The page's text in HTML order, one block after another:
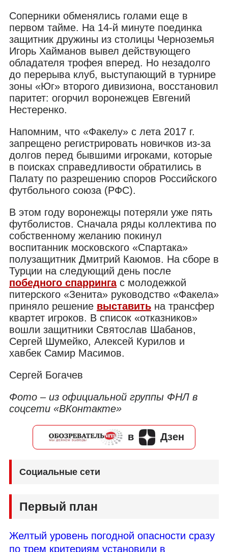
Соперники обменялись голами еще в
первом тайме. На 14-й минуте поединка
защитник дружины из столицы Черноземья
Игорь Хайманов вывел действующего
обладателя трофея вперед. Но незадолго
до перерыва клуб, выступающий в турнире
зоны «Юг» второго дивизиона, восстановил
паритет: огорчил воронежцев Евгений
Нестеренко.
Напомним, что «Факелу» с лета 2017 г.
запрещено регистрировать новичков из-за
долгов перед бывшими игроками, которые
в поисках справедливости обратились в
Палату по разрешению споров Российского
футбольного союза (РФС).
В этом году воронежцы потеряли уже пять
футболистов. Сначала ряды коллектива по
собственному желанию покинул
воспитанник московского «Спартака»
полузащитник Дмитрий Каюмов. На сборе в
Турции на следующий день после
победного спаррингас молодежкой
питерского «Зенита» руководство «Факела»
приняло решение выставить на трансфер
квартет игроков. В список «отказников»
вошли защитники Святослав Шабанов,
Сергей Шумейко, Алексей Курилов и
хавбек Самир Масимов.
Сергей Богачев
Фото – из официальной группы ФНЛ в
соцсети «ВКонтакте»
в Дзен
Социальные сети
Первый план
Желтый уровень погодной опасности сразу
по трем критериям установили в